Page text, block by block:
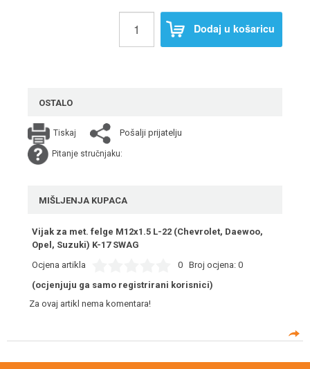
Dodaj u košaricu
OSTALO
Tiskaj Pošalji prijatelju
Pitanje stručnjaku:
MIŠLJENJA KUPACA
Vijak za met. felge M12x1.5 L-22 (Chevrolet, Daewoo,
Opel, Suzuki) K-17 SWAG
Ocjena artikla
0 Broj ocjena: 0
(ocjenjuju ga samo registrirani korisnici)
Za ovaj artikl nema komentara!